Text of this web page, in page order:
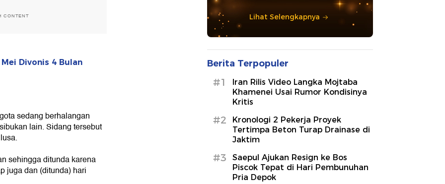
CONTENT
Divonis 4 Bulan
sedang berhalangan
lain. Sidang tersebut
sehingga ditunda karena
juga dan (ditunda) hari
Lihat Selengkapnya
Berita Terpopuler
#1
Iran Rilis Video Langka Mojtaba
Khamenei Usai Rumor Kondisinya
Kritis
#2
Kronologi 2 Pekerja Proyek
Tertimpa Beton Turap Drainase di
Jaktim
#3
Saepul Ajukan Resign ke Bos
Piscok Tepat di Hari Pembunuhan
Pria Depok